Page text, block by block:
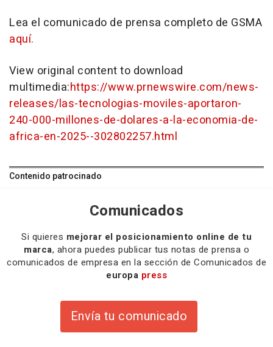
Lea el comunicado de prensa completo de GSMA
aquí.
View original content to download
multimedia:https://www.prnewswire.com/news-
releases/las-tecnologias-moviles-aportaron-
240-000-millones-de-dolares-a-la-economia-de-
africa-en-2025--302802257.html
Contenido patrocinado
Comunicados
Si quieres mejorar el posicionamiento online de tu
marca, ahora puedes publicar tus notas de prensa o
comunicados de empresa en la sección de Comunicados de
europa press
Envía tu comunicado